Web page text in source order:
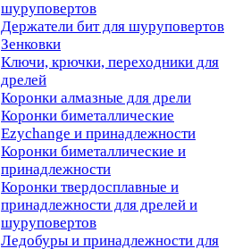
шуруповертов
Держатели бит для шуруповертов
Зенковки
Ключи, крючки, переходники для
дрелей
Коронки алмазные для дрели
Коронки биметаллические
Ezychange и принадлежности
Коронки биметаллические и
принадлежности
Коронки твердосплавные и
принадлежности для дрелей и
шуруповертов
Ледобуры и принадлежности для